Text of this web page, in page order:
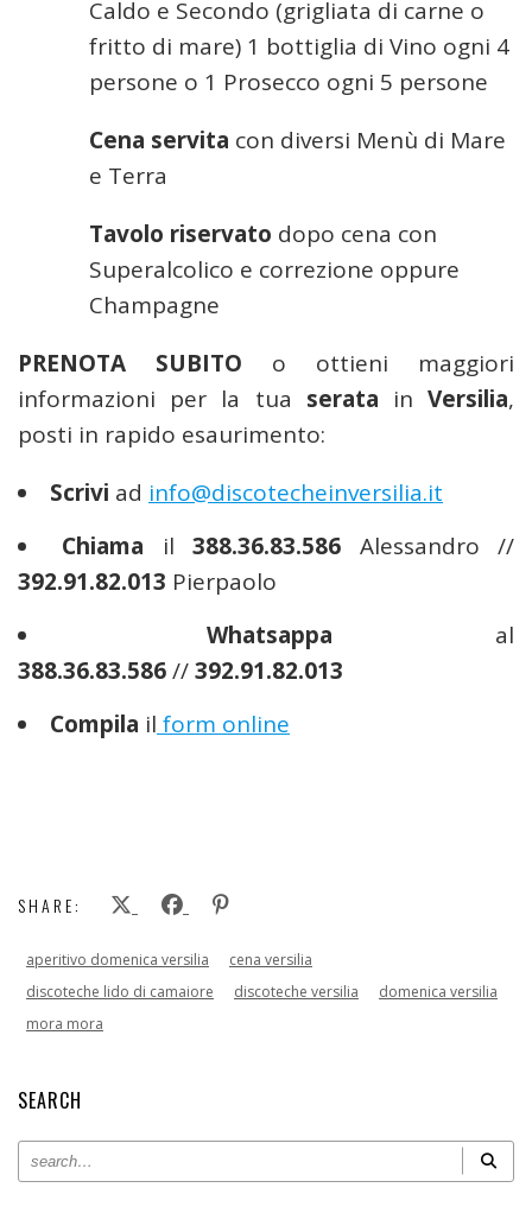
Caldo e Secondo (grigliata di carne o
fritto di mare) 1 bottiglia di Vino ogni 4
persone o 1 Prosecco ogni 5 persone
Cena servita con diversi Menù di Mare
e Terra
Tavolo riservato dopo cena con
Superalcolico e correzione oppure
Champagne
PRENOTA SUBITO o ottieni maggiori
informazioni per la tua serata inVersilia,
posti in rapido esaurimento:
Scrivi ad info@discotecheinversilia.it
Chiama il388.36.83.586 Alessandro //
392.91.82.013 Pierpaolo
Whatsappa al
388.36.83.586//392.91.82.013
Compila il form online
SHARE:
aperitivo domenica versilia
cena versilia
discoteche lido di camaiore
discoteche versilia
domenica versilia
mora mora
SEARCH